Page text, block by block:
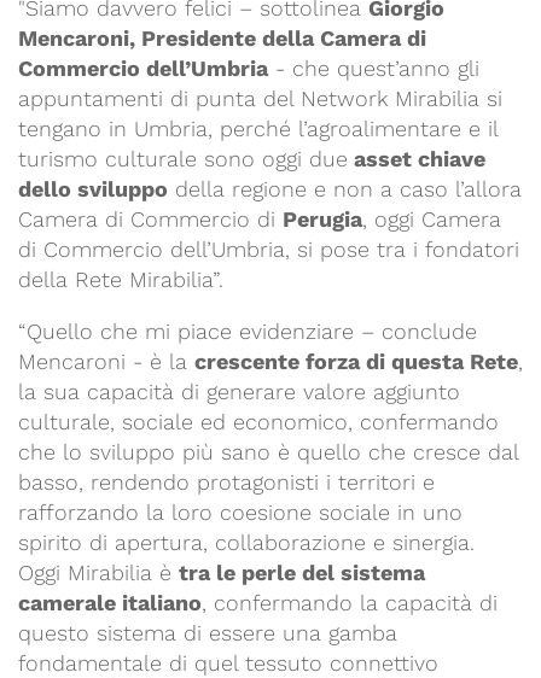
"Siamo davvero felici – sottolinea Giorgio
Mencaroni, Presidente della Camera di
Commercio dell’Umbria- che quest’anno gli
appuntamenti di punta del Network Mirabilia si
tengano in Umbria, perché l’agroalimentare e il
turismo culturale sono oggi due asset chiave
dello sviluppo della regione e non a caso l’allora
Camera di Commercio di Perugia, oggi Camera
di Commercio dell’Umbria, si pose tra i fondatori
della Rete Mirabilia”.
“Quello che mi piace evidenziare – conclude
Mencaroni - è la crescente forza di questa Rete,
la sua capacità di generare valore aggiunto
culturale, sociale ed economico, confermando
che lo sviluppo più sano è quello che cresce dal
basso, rendendo protagonisti i territori e
rafforzando la loro coesione sociale in uno
spirito di apertura, collaborazione e sinergia.
Oggi Mirabilia è tra le perle del sistema
camerale italiano, confermando la capacità di
questo sistema di essere una gamba
fondamentale di quel tessuto connettivo